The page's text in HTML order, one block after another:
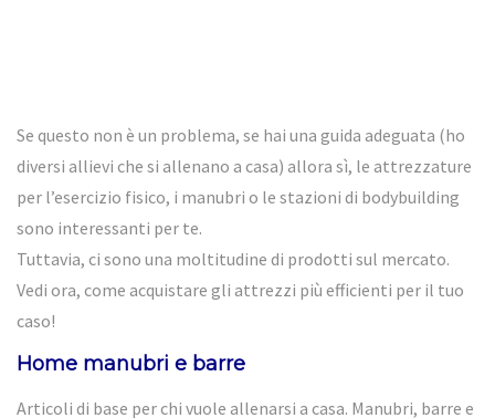
Se questo non è un problema, se hai una guida adeguata (ho
diversi allievi che si allenano a casa) allora sì, le attrezzature
per l’esercizio fisico, i manubri o le stazioni di bodybuilding
sono interessanti per te.
Tuttavia, ci sono una moltitudine di prodotti sul mercato.
Vedi ora, come acquistare gli attrezzi più efficienti per il tuo
caso!
Home manubri e barre
Articoli di base per chi vuole allenarsi a casa. Manubri, barre e